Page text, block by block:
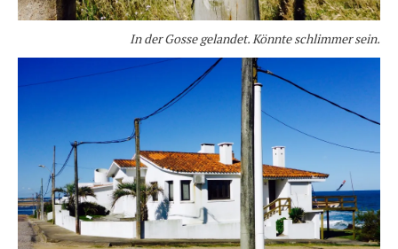
In der Gosse gelandet. Könnte schlimmer sein.